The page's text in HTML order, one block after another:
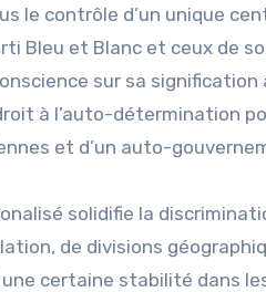
le contrôle d’un unique
Bleu et Blanc et ceux de
sur sa
à l’auto-détermination
et d’un auto-
solidifie la
de divisions
certaine stabilité dans